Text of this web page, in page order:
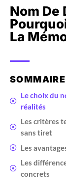
Nom De
La
SOMMAIRE
Le choix du
réalités
Les critères
sans tiret
Les
Les
concrets